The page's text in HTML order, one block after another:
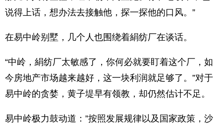
说得上话，想办法去接触他，探一探他的口风。”
在易中岭别墅，几个人也围绕着絹纺厂在谈话。
“中岭，絹纺厂太敏感了，你何必就要盯着这个厂，如
今房地产市场越来越好，这一块利润就足够了。”对于
易中岭的贪婪，黄子堤早有领教，却仍然估计不足。
易中岭极力鼓动道：”按照发展规律以及国家政策，沙